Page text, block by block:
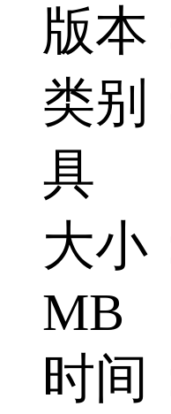
版本
类别
具
大小
MB
时间